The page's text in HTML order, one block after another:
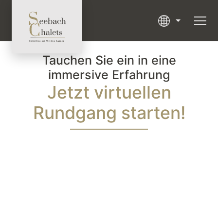
Jetzt virtuellen
Rundgang starten!
Tauchen Sie ein in eine
immersive Erfahrung